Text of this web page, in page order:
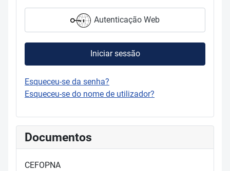
Autenticação Web
Iniciar sessão
Esqueceu-se da senha?
Esqueceu-se do nome de utilizador?
Documentos
CEFOPNA